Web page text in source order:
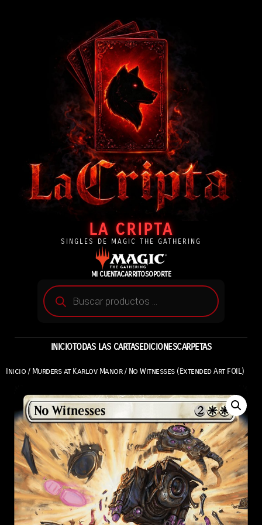
LA CRIPTA
SINGLES DE MAGIC THE GATHERING
MI CUENTACARRITOSOPORTE
INICIOTODAS LAS CARTASEDICIONESCARPETAS
Inicio / Murders at Karlov Manor/ No Witnesses (Extended Art FOIL)